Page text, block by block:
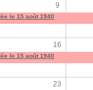
9
le 15 août 1940
16
le 15 août 1940
23